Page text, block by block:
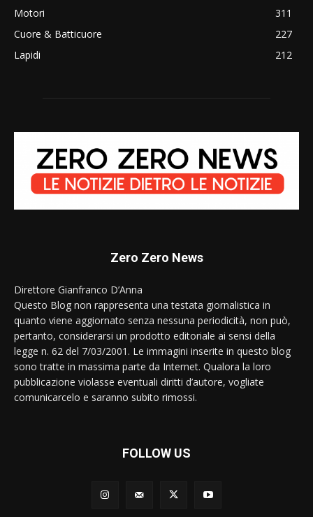
Motori
311
Cuore & Batticuore
227
Lapidi
212
Zero Zero News
Direttore Gianfranco D’Anna
Questo Blog non rappresenta una testata giornalistica in
quanto viene aggiornato senza nessuna periodicità, non può,
pertanto, considerarsi un prodotto editoriale ai sensi della
legge n. 62 del 7/03/2001. Le immagini inserite in questo blog
sono tratte in massima parte da Internet. Qualora la loro
pubblicazione violasse eventuali diritti d’autore, vogliate
comunicarcelo e saranno subito rimossi.
FOLLOW US